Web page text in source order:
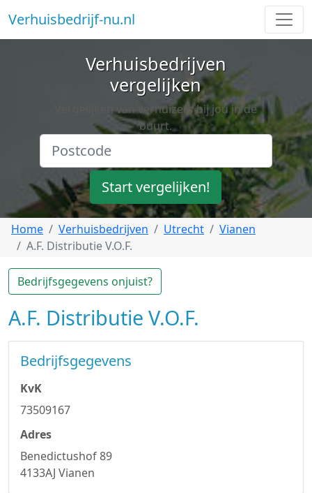
Verhuisbedrijf-nu.nl
Verhuisbedrijven
vergelijken
Vergelijken van verhuizers bij jou in de
buurt.
Start vergelijken!
Home Verhuisbedrijven Utrecht
Vianen
A.F. Distributie V.O.F.
Bedrijfsgegevens onjuist?
A.F. Distributie V.O.F.
Bedrijfsgegevens
KvK
73509167
Adres
Benedictushof 89
4133AJ Vianen